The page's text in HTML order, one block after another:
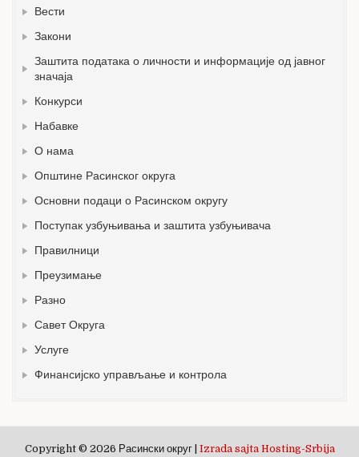
Вести
Закони
Заштита података о личности и информације од јавног
значаја
Конкурси
Набавке
О нама
Општине Расинског округа
Основни подаци о Расинском округу
Поступак узбуњивања и заштита узбуњивача
Правилници
Преузимање
Разно
Савет Округа
Услуге
Финансијско управљање и контрола
Copyright © 2026 Расински округ | Izrada sajta Hosting-Srbija